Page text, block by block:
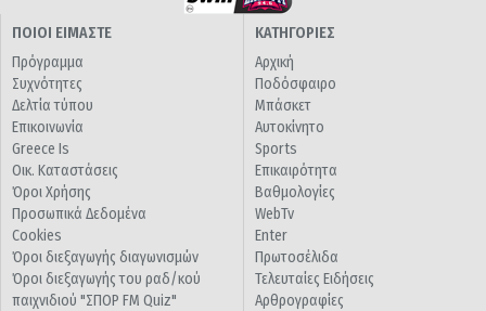
ΠΟΙΟΙ ΕΙΜΑΣΤΕ
Πρόγραμμα
Συχνότητες
Δελτία τύπου
Επικοινωνία
Greece Is
Οικ. Καταστάσεις
Όροι Χρήσης
Προσωπικά Δεδομένα
Cookies
Όροι διεξαγωγής διαγωνισμών
Όροι διεξαγωγής του ραδ/κού
παιχνιδιού "ΣΠΟΡ FM Quiz"
ΚΑΤΗΓΟΡΙΕΣ
Αρχική
Ποδόσφαιρο
Μπάσκετ
Αυτοκίνητο
Sports
Επικαιρότητα
Βαθμολογίες
WebTv
Enter
Πρωτοσέλιδα
Τελευταίες Ειδήσεις
Αρθρογραφίες